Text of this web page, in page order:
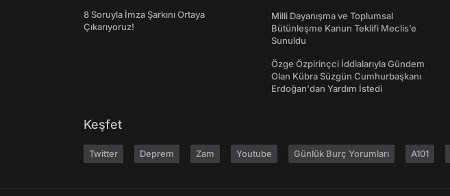
8 Soruyla İmza Şarkını Ortaya
Çıkarıyoruz!
Milli Dayanışma ve Toplumsal
Bütünleşme Kanun Teklifi Meclis’e
Sunuldu
Özge Özpirinçci İddialarıyla Gündem
Olan Kübra Süzgün Cumhurbaşkanı
Erdoğan'dan Yardım İstedi
Keşfet
Twitter Deprem Zam Youtube Günlük Burç Yorumları A101